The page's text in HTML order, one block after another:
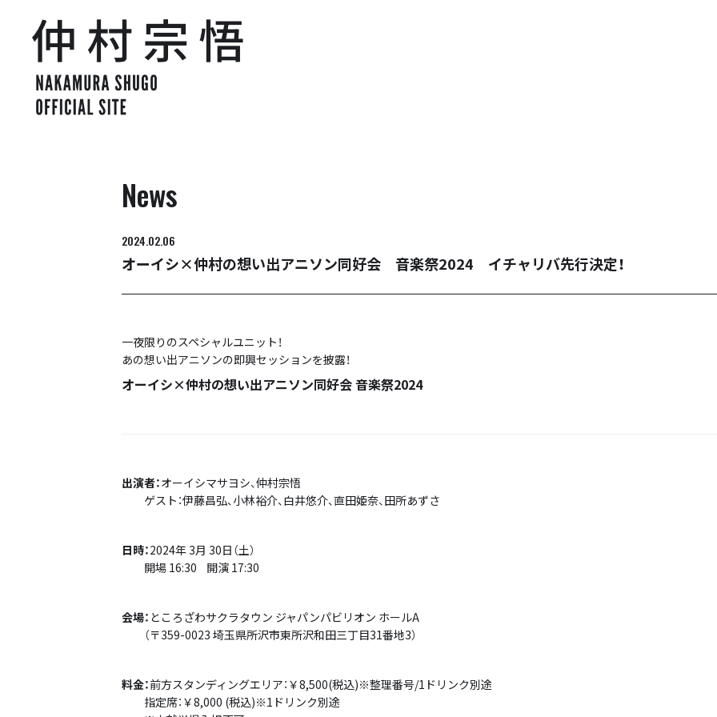
News
2024.02.06
オーイシ×仲村の想い出アニソン同好会 音楽祭2024 イチャリバ先行決定！
一夜限りのスペシャルユニット！
あの想い出アニソンの即興セッションを披露！
オーイシ×仲村の想い出アニソン同好会 音楽祭2024
出演者：オーイシマサヨシ、仲村宗悟
ゲスト：伊藤昌弘、小林裕介、白井悠介、直田姫奈、田所あずさ
日時：2024年 3月 30日（土）
開場 16:30 開演 17:30
会場： ところざわサクラタウン ジャパンパビリオン ホールA
（〒359-0023 埼玉県所沢市東所沢和田三丁目31番地3）
料金：前方スタンディングエリア：￥8,500(税込)※整理番号/1ドリンク別途
指定席：￥8,000 (税込)※1ドリンク別途